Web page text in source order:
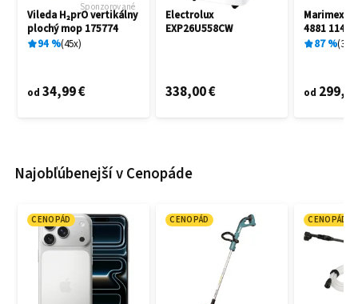
Sponzorované
Vileda H₂prO vertikálny
plochý mop 175774
94% 45x
od 34,99 €
Electrolux
EXP26U558CW
338,00 €
Marimex
4881
87% 3
od
Najobľúbenejší v Cenopáde
CENOPÁD CENOPÁD CENOPÁD